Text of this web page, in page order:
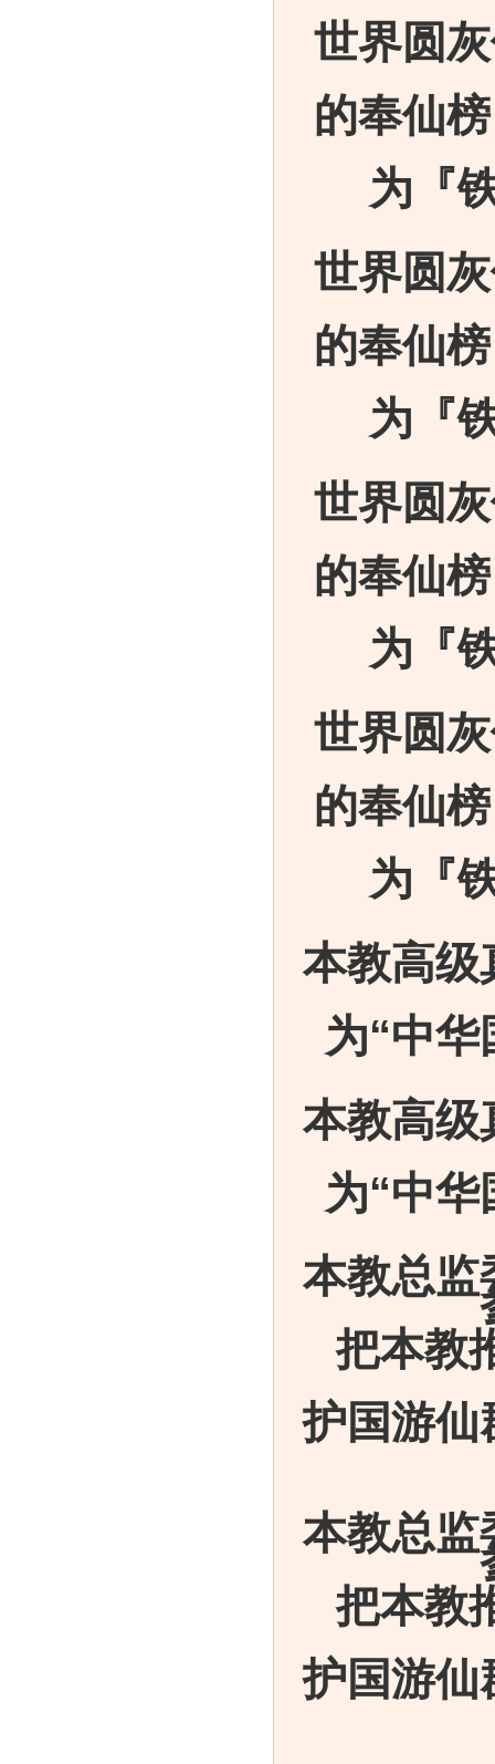
世界圆
的奉仙
为『
世界圆
的奉仙
为『
世界圆
的奉仙
为『
世界圆
的奉仙
为『
本教高级
为“中
本教高级
为“中
本教总监
把本教
护国游仙
本教总监
把本教
护国游仙